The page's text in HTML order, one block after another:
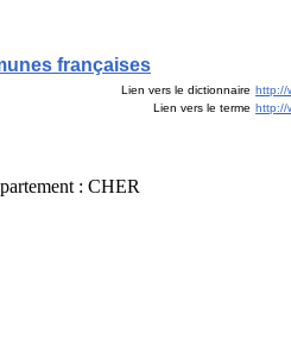
françaises
Lien vers le dictionnaire http://
Lien vers le terme http://
: CHER